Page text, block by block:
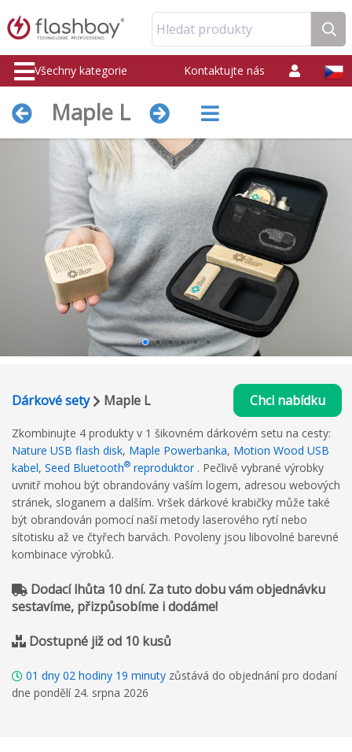
Hledat produkty
Všechny kategorie Kontaktujte nás
Maple L
Dárkové sety Maple L Chci nabídku
Zkombinujte 4 produkty v 1 šikovném dárkovém setu na cesty:
Nature USB flash disk, Maple Powerbanka, Motion Wood USB
kabel, Seed Bluetooth® reproduktor . Pečlivě vybrané výrobky
uvnitř mohou být obrandovány vaším logem, adresou webových
stránek, sloganem a dalším. Vršek dárkové krabičky může také
být obrandován pomocí naší metody laserového rytí nebo
sítotisku až ve čtyřech barvách. Povoleny jsou libovolné barevné
kombinace výrobků.
Dodací lhůta 10 dní. Za tuto dobu vám objednávku
sestavíme, přizpůsobíme i dodáme!
Dostupné již od 10 kusů
01 dny 02 hodiny 19 minuty zůstává do objednání pro dodaní
dne pondělí 24. srpna 2026